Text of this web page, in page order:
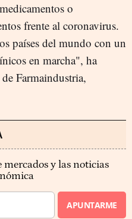
o
frente al coronavirus.
países del mundo con un
en marcha", ha
Farmaindustria,
y las noticias
APUNTARME